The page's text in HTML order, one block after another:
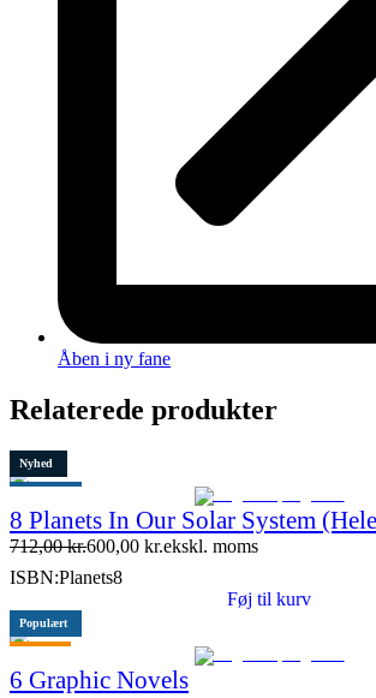
Åben i ny fane
Relaterede produkter
Nyhed
Tilbud
Restparti
15 stk. tilbage
8 Planets In Our Solar System
712,00kr.600,00 kr.ekskl. moms
ISBN:Planets8
Føj til kurv
Populært
6 Graphic Novels